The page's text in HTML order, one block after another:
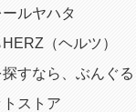
ルヤハタ
（ヘルツ）
すなら、ぶんぐる
ストア